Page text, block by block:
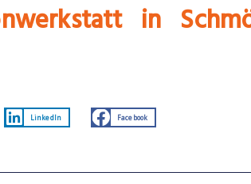
in
LinkedIn Facebook